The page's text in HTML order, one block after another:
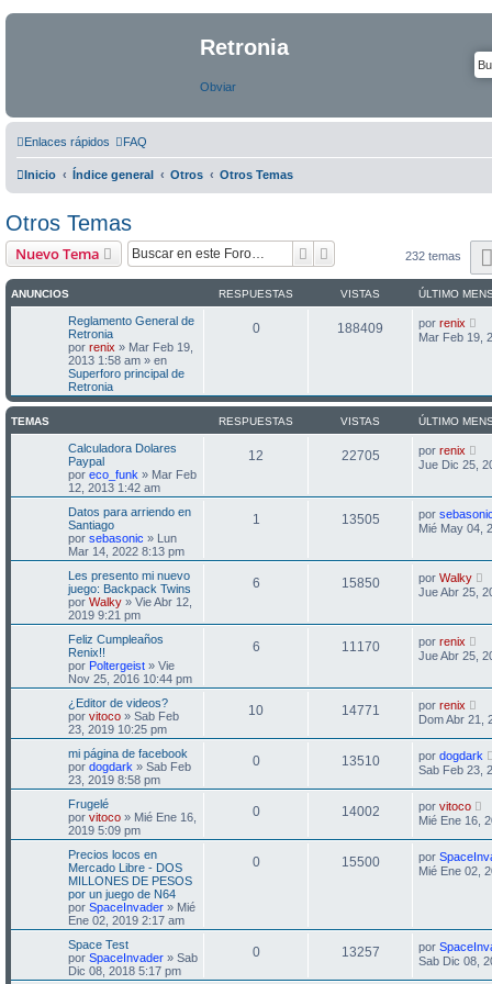
Retronia
Obviar
Enlaces rápidos FAQ
Inicio Índice general Otros Otros Temas
Otros Temas
Nuevo Tema BuscarBúsqueda avanzada
232 temas
ANUNCIOS RESPUESTAS VISTAS ÚLTIMO
Reglamento General de
Retronia
por renix » Mar Feb 19,
2013 1:58 am » en
Superforo principal de
Retronia
0 188409 por renix
Mar Feb 19,
TEMAS RESPUESTAS VISTAS ÚLTIMO
Calculadora Dolares
Paypal
por eco_funk » Mar Feb
12, 2013 1:42 am
12 22705 por renix
Jue Dic 25,
Datos para arriendo en
Santiago
por sebasonic » Lun
Mar 14, 2022 8:13 pm
1 13505 por
Mié May 04,
Les presento mi nuevo
juego: Backpack Twins
por Walky » Vie Abr 12,
2019 9:21 pm
6 15850 por Walky
Jue Abr 25,
Feliz Cumpleaños
Renix!!
por Poltergeist » Vie
Nov 25, 2016 10:44 pm
6 11170 por renix
Jue Abr 25,
¿Editor de videos?
por vitoco » Sab Feb
23, 2019 10:25 pm
10 14771 por renix
Dom Abr 21,
mi página de facebook
por dogdark » Sab Feb
23, 2019 8:58 pm
0 13510 por dogdark
Sab Feb 23,
Frugelé
por vitoco » Mié Ene 16,
2019 5:09 pm
0 14002 por vitoco
Mié Ene 16,
Precios locos en
Mercado Libre - DOS
MILLONES DE PESOS
por un juego de N64
por SpaceInvader » Mié
Ene 02, 2019 2:17 am
0 15500 por
Mié Ene 02,
Space Test
por SpaceInvader » Sab
Dic 08, 2018 5:17 pm
0 13257 por
Sab Dic 08,